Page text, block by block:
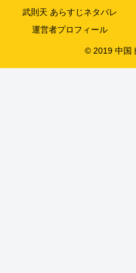
武則天 あらすじネタバレ
運営者プロフィール
© 2019 中国